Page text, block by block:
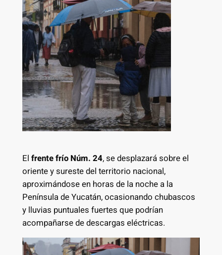
El frente frío Núm. 24, se desplazará sobre el
oriente y sureste del territorio nacional,
aproximándose en horas de la noche a la
Península de Yucatán, ocasionando chubascos
y lluvias puntuales fuertes que podrían
acompañarse de descargas eléctricas.